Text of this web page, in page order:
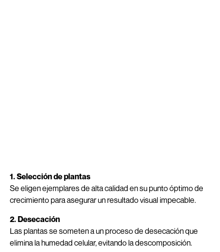
1. Selección de plantas
Se eligen ejemplares de alta calidad en su punto óptimo de
crecimiento para asegurar un resultado visual impecable.
2. Desecación
Las plantas se someten a un proceso de desecación que
elimina la humedad celular, evitando la descomposición.